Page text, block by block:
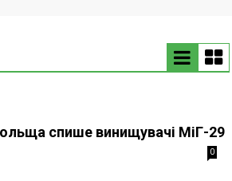
спише винищувачі МіГ-29
0